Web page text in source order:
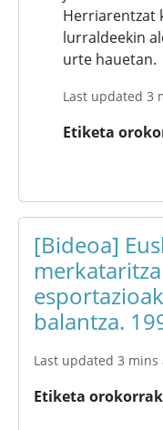
Herriarentzat
lurraldeekin
urte hauetan.
Last updated 3
Etiketa
[Bideoa]
balantza.
Last updated 3 mins
Etiketa orokorrak